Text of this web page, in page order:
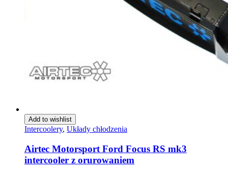
Add to wishlist
Intercoolery, Układy chłodzenia
Airtec Motorsport Ford Focus RS mk3
intercooler z orurowaniem